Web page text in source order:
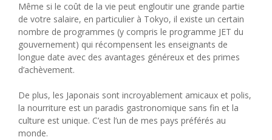
Même si le coût de la vie peut engloutir une grande partie
de votre salaire, en particulier à Tokyo, il existe un certain
nombre de programmes (y compris le programme JET du
gouvernement) qui récompensent les enseignants de
longue date avec des avantages généreux et des primes
d’achèvement.
De plus, les Japonais sont incroyablement amicaux et polis,
la nourriture est un paradis gastronomique sans fin et la
culture est unique. C’est l’un de mes pays préférés au
monde.